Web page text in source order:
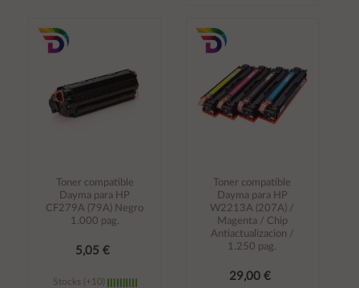
Toner compatible
Dayma para HP
CF279A (79A) Negro
1.000 pag.
5,05 €
Stocks (+10)
Toner compatible
Dayma para HP
W2213A (207A) /
Magenta / Chip
Antiactualizacion /
1.250 pag.
29,00 €